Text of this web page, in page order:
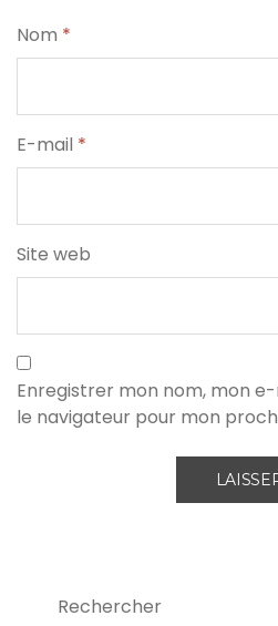
Nom *
E-mail *
Site web
Enregistrer mon nom, mon
le navigateur pour mon
Rechercher